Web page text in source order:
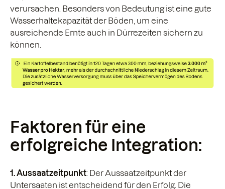
verursachen. Besonders von Bedeutung ist eine gute
Wasserhaltekapazität der Böden, um eine
ausreichende Ernte auch in Dürrezeiten sichern zu
können.
Faktoren für eine
erfolgreiche Integration:
1. Aussaatzeitpunkt: Der Aussaatzeitpunkt der
Untersaaten ist entscheidend für den Erfolg. Die